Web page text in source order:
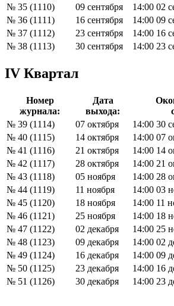
№ 35 (1110)
09 сентября
14:00 02
№ 36 (1111)
16 сентября
14:00 09
№ 37 (1112)
23 сентября
14:00 16
№ 38 (1113)
30 сентября 14:00 23
IV Квартал
Номер
журнала:
Дата
выхода:
№ 39 (1114)
07 октября
14:00 30
№ 40 (1115)
14 октября
14:00 07
№ 41 (1116)
21 октября
14:00 14
№ 42 (1117)
28 октября
14:00 21
№ 43 (1118)
05 ноября
14:00 28
№ 44 (1119)
11 ноября
14:00 03
№ 45 (1120)
18 ноября
14:00 11
№ 46 (1121)
25 ноября
14:00 18
№ 47 (1122)
02 декабря
14:00 25
№ 48 (1123)
09 декабря
14:00 02
№ 49 (1124)
16 декабря
14:00 09
№ 50 (1125)
23 декабря
14:00 16
№ 51 (1126)
30 декабря 14:00 23